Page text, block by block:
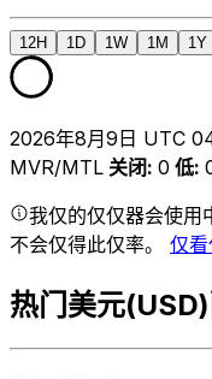
12H 1D 1W 1M 1Y
2026年8月9日 UTC
MVR/MTL 关闭: 0 低:
我仅的仅仅器会使用
不会仅得此仅率。 仅看
热门美元